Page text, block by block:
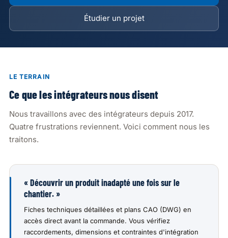
Étudier un projet
LE TERRAIN
Ce que les intégrateurs nous disent
Nous travaillons avec des intégrateurs depuis 2017.
Quatre frustrations reviennent. Voici comment nous les
traitons.
« Découvrir un produit inadapté une fois sur le
chantier. »
Fiches techniques détaillées et plans CAO (DWG) en
accès direct avant la commande. Vous vérifiez
raccordements, dimensions et contraintes d'intégration